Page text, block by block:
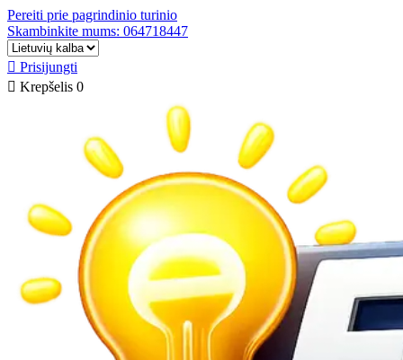
Pereiti prie pagrindinio turinio
Skambinkite mums: 064718447
 Prisijungti
 Krepšelis 0